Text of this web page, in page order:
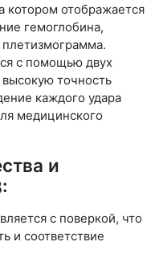
котором отображается
гемоглобина,
с помощью двух
точность
каждого удара
медицинского
и
с поверкой, что
и соответствие